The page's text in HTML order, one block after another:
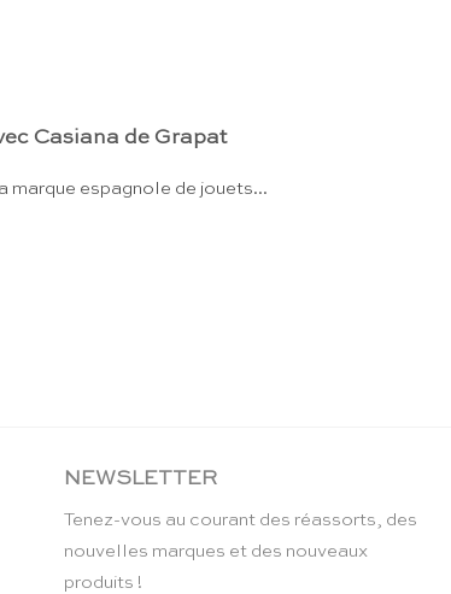
Casiana de Grapat
marque espagnole de jouets...
NEWSLETTER
Tenez-vous au courant des réassorts, des
nouvelles marques et des nouveaux
produits !